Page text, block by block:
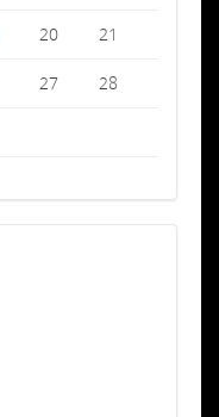
20 21
27 28